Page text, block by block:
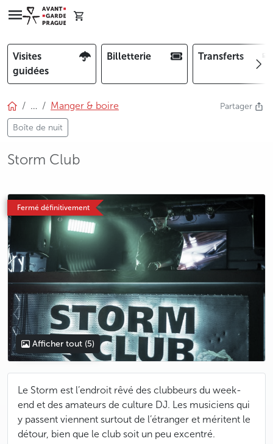
Visites
guidées
Billetterie Transferts
… Manger & boire
Boîte de nuit
Partager
Storm Club
Fermé définitivement
photo 5
Afficher tout (5)
Le Storm est l’endroit rêvé des clubbeurs du week-
end et des amateurs de culture DJ. Les musiciens qui
y passent viennent surtout de l’étranger et méritent le
détour, bien que le club soit un peu excentré.